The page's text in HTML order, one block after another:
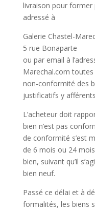
livraison pour former
adressé à
Galerie Chastel-
5 rue Bonaparte
ou par email à
Marechal.com
non-conformité des
justificatifs y
L’acheteur doit
bien n’est pas
de conformité s’est
de 6 mois ou 24
bien, suivant qu’il
bien neuf.
Passé ce délai et à
formalités, les biens